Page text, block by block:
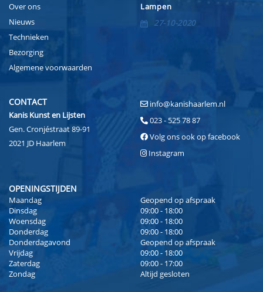
Over ons
Nieuws
Technieken
Bezorging
Algemene voorwaarden
Lampen
27-10-2020
CONTACT
Kanis Kunst en Lijsten
Gen. Cronjéstraat 89-91
2021 JD Haarlem
info@kanishaarlem.nl
023 - 525 78 87
Volg ons ook op facebook
Instagram
OPENINGSTIJDEN
Maandag
Geopend op afspraak
Dinsdag
09:00 - 18:00
Woensdag
09:00 - 18:00
Donderdag
09:00 - 18:00
Donderdagavond
Geopend op afspraak
Vrijdag
09:00 - 18:00
Zaterdag
09:00 - 17:00
Zondag
Altijd gesloten